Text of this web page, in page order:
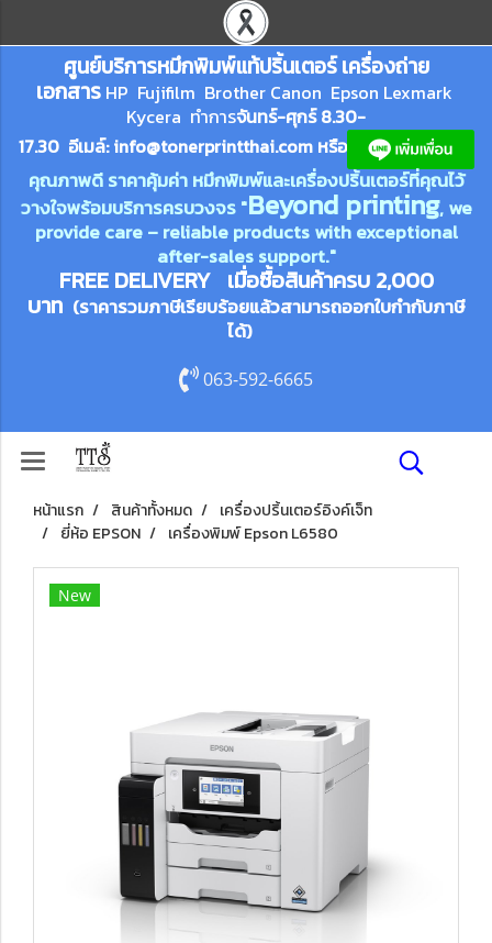
ศูนย์บริการหมึกพิมพ์แท้ปริ้นเตอร์ เครื่องถ่าย
เอกสาร HP Fujifilm Brother Canon Epson Lexmark
Kycera ทำการจันทร์-ศุกร์ 8.30-
17.30 อีเมล์:info@tonerprintthai.com หรือ
คุณภาพดี ราคาคุ้มค่า หมึกพิมพ์และเครื่องปริ้นเตอร์ที่คุณไว้
วางใจพร้อมบริการครบวงจร "Beyond printing, we
provide care – reliable products with exceptional
after-sales support."
FREE DELIVERY เมื่อซื้อสินค้าครบ 2,000
บาท (ราคารวมภาษีเรียบร้อยแล้วสามารถออกใบกำกับภาษี
ได้)
063-592-6665
หน้าแรก สินค้าทั้งหมด
เครื่องปริ้นเตอร์อิงค์เจ็ท
ยี่ห้อ EPSON
เครื่องพิมพ์ Epson L6580
New